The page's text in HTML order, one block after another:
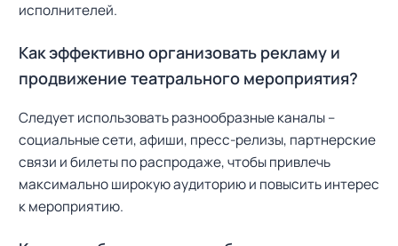
исполнителей.
Как эффективно организовать рекламу и
продвижение театрального мероприятия?
Следует использовать разнообразные каналы –
социальные сети, афиши, пресс-релизы, партнерские
связи и билеты по распродаже, чтобы привлечь
максимально широкую аудиторию и повысить интерес
к мероприятию.